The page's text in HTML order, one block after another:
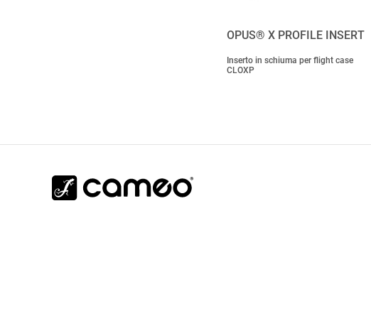
OPUS® X PROFILE INSERT
Inserto in schiuma per flight case
CLOXP